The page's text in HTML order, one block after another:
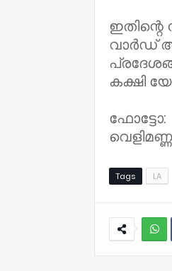
വാർഡ്
കക്ഷി
ഫോട്ടോ:
Tags LA